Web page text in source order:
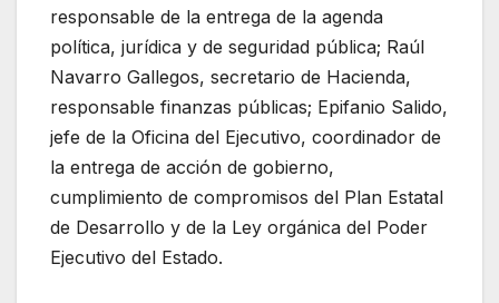
responsable de la entrega de la agenda
política, jurídica y de seguridad pública; Raúl
Navarro Gallegos, secretario de Hacienda,
responsable finanzas públicas; Epifanio Salido,
jefe de la Oficina del Ejecutivo, coordinador de
la entrega de acción de gobierno,
cumplimiento de compromisos del Plan Estatal
de Desarrollo y de la Ley orgánica del Poder
Ejecutivo del Estado.